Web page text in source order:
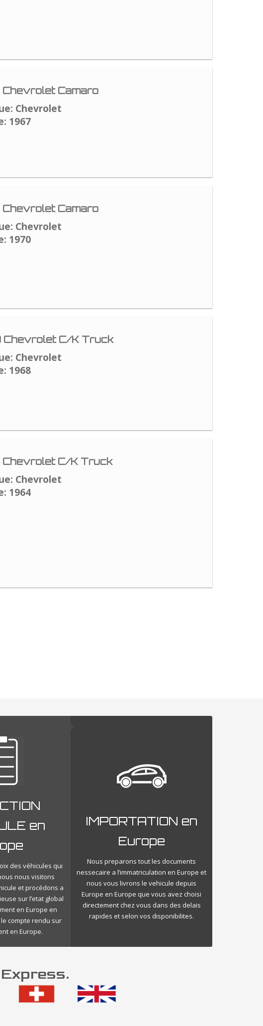
Chevrolet Camaro
Chevrolet
1967
Chevrolet Camaro
Chevrolet
1970
Chevrolet C/K Truck
Chevrolet
1968
Chevrolet C/K Truck
Chevrolet
1964
en
des véhicules qui
nous visitons
et procédons a
sur l’etat global
en Europe en
compte rendu sur
en Europe.
IMPORTATION en
Europe
Nous preparons tout les documents
nessecaire a l’immatriculation en Europe et
nous vous livrons le vehicule depuis
Europe en Europe que vous avez choisi
directement chez vous dans des delais
rapides et selon vos disponibilites.